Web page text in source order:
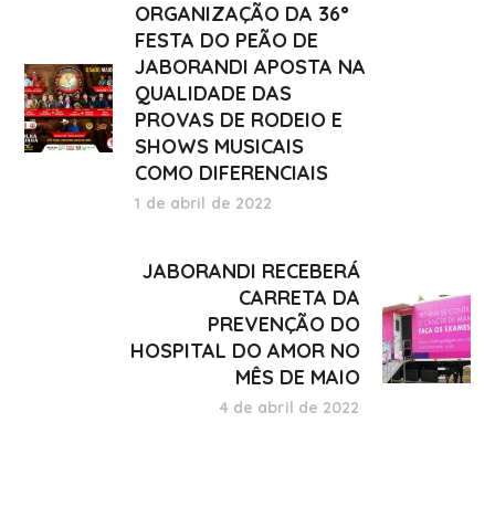
ORGANIZAÇÃO DA 36°
FESTA DO PEÃO DE
JABORANDI APOSTA NA
QUALIDADE DAS
PROVAS DE RODEIO E
SHOWS MUSICAIS
COMO DIFERENCIAIS
1 de abril de 2022
JABORANDI RECEBERÁ
CARRETA DA
PREVENÇÃO DO
HOSPITAL DO AMOR NO
MÊS DE MAIO
4 de abril de 2022